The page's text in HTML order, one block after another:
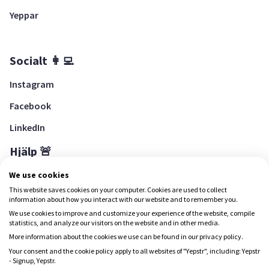
Yeppar
Socialt 👩‍💻
Instagram
Facebook
LinkedIn
Hjälp 🚨
Hjälpcenter
Ladda ned Yepstr
Ladda ned Yepstr
We use cookies
This website saves cookies on your computer. Cookies are used to collect
information about how you interact with our website and to remember you.
We use cookies to improve and customize your experience of the website, compile
statistics, and analyze our visitors on the website and in other media.
More information about the cookies we use can be found in our privacy policy.
Your consent and the cookie policy apply to all websites of "Yepstr", including: Yepstr
- Signup, Yepstr.